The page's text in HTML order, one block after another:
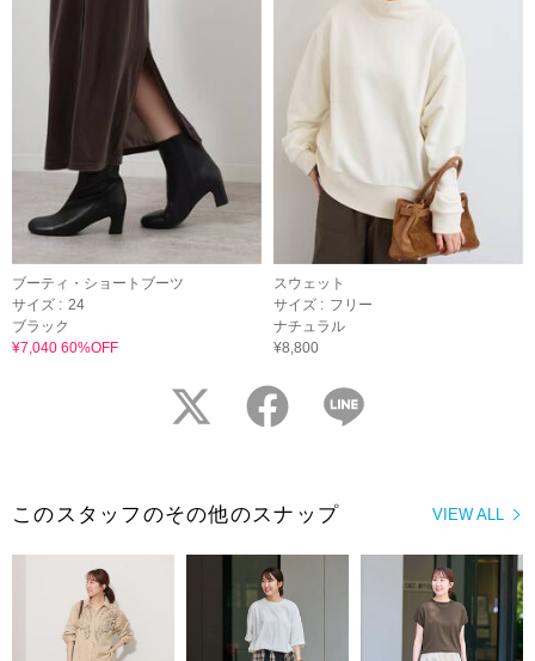
ブーティ・ショートブーツ
サイズ : 24
ブラック
¥7,040 60%OFF
スウェット
サイズ : フリー
ナチュラル
¥8,800
twitter facebook
VIEW ALL
このスタッフのその他のスナップ